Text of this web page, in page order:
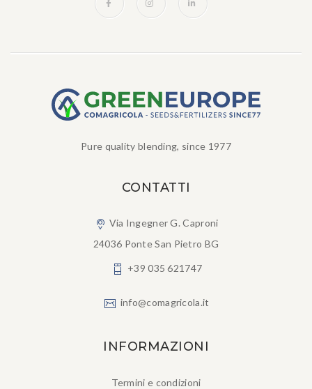
Pure quality blending, since 1977
CONTATTI
Via Ingegner G. Caproni
24036 Ponte San Pietro BG
+39 035 621747
info@comagricola.it
INFORMAZIONI
Termini e condizioni